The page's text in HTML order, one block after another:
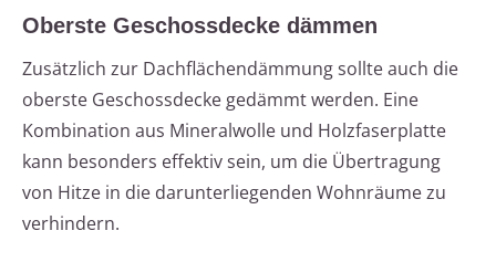
Oberste Geschossdecke dämmen
Zusätzlich zur Dachflächendämmung sollte auch die
oberste Geschossdecke gedämmt werden. Eine
Kombination aus Mineralwolle und Holzfaserplatte
kann besonders effektiv sein, um die Übertragung
von Hitze in die darunterliegenden Wohnräume zu
verhindern.